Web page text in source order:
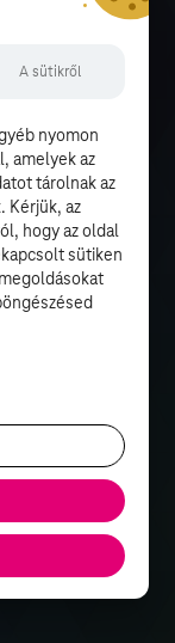
A sütikről
nyomon
amelyek az
tárolnak az
Kérjük, az
hogy az oldal
sütiken